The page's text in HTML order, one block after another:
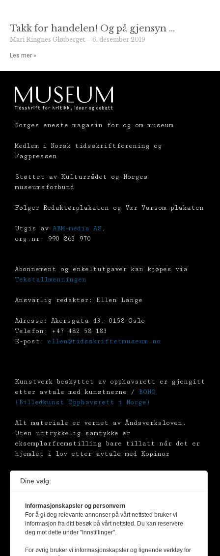
Takk for handelen! Og på gjensyn …
Mari Ringnes Gløtberget 6. desember 2019
Les mer »
Norges eneste magasin for og om museum
Medlem i Norsk tidsskriftforening og
Fagpressen
Støttet av Kulturrådet og Norges
museumsforbund
Følger Redaktørplakaten og Vær Varsom-plakaten
Utgis av ABM-media AS ,
org.nr: 990 863 970
Abonnement og enkeltutgaver kan kjøpes via
Tekstallmenningen
Ansvarlig redaktør: Ellen Lange
Adresse: Akersgata 43, 0158 Oslo
Telefon: +47 482 58 183
E-post: ellen@tidsskriftetmuseum.no
Kunstverk beskyttet av opphavsrett er gjengitt
etter avtale med kunstnerne / BONO
(Billedkunst Opphavsrett i Norge)
Alt materiale er vernet av Åndsverksloven.
Uten uttrykkelig samtykke er
eksemplarfremstilling bare tillatt når det er
hjemlet i lov etter avtale med Kopinor
Dine valg:
Informasjonskapsler og personvern
For å gi deg relevante annonser på vårt nettsted bruker vi
informasjon fra ditt besøk på vårt nettsted. Du kan reservere
deg mot dette under "Innstillinger".
For øvrig bruker vi informasjonskapsler og lignende verktøy for